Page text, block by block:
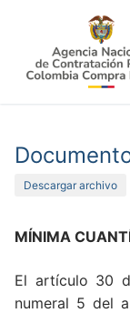
contenido
Descargar archivo
MÍNIMA
El artículo 30
numeral 5 del